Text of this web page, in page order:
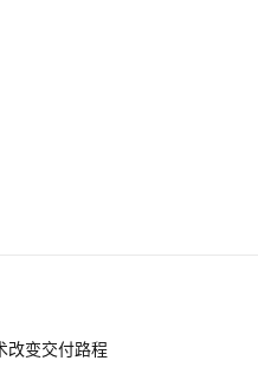
态IP地址配置
改变交付路程